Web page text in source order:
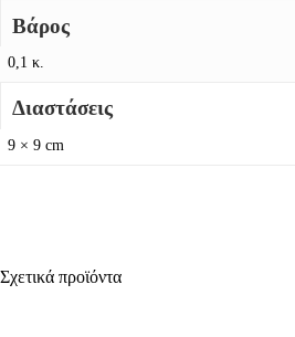
Βάρος
0,1 κ.
Διαστάσεις
9 × 9 cm
Σχετικά προϊόντα